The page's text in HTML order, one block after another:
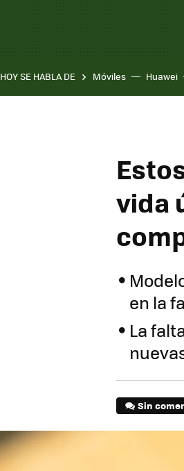
HOY SE HABLA DE Móviles Huawei
vida
en la
La
Sin